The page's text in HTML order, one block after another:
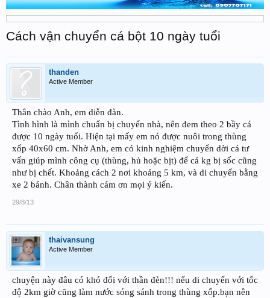
Cách vận chuyển cá bột 10 ngày tuổi
thanden
Active Member
Thân chào Anh, em diễn đàn.
Tình hình là mình chuẩn bị chuyển nhà, nên đem theo 2 bầy cá
được 10 ngày tuổi. Hiện tại mấy em nó được nuôi trong thùng
xốp 40x60 cm. Nhờ Anh, em có kinh nghiệm chuyển dời cá tư
vấn giúp mình công cụ (thùng, hủ hoặc bịt) để cá kg bị sốc cũng
như bị chết. Khoảng cách 2 nơi khoảng 5 km, và di chuyển bằng
xe 2 bánh. Chân thành cám ơn mọi ý kiến.
29/8/13
thaivansung
Active Member
chuyện này đâu có khó đối với thần đèn!!! nếu di chuyển với tốc
độ 2km giờ cũng làm nước sóng sánh trong thùng xốp.bạn nên